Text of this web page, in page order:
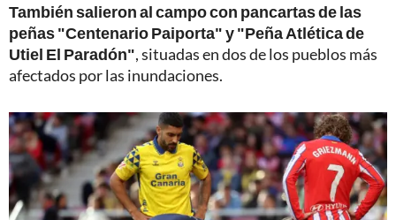
También salieron al campo con pancartas de las
peñas "Centenario Paiporta" y "Peña Atlética de
Utiel El Paradón", situadas en dos de los pueblos más
afectados por las inundaciones.